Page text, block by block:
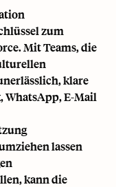
zum
Mit Teams, die
klare
WhatsApp, E-Mail
lassen
kann die